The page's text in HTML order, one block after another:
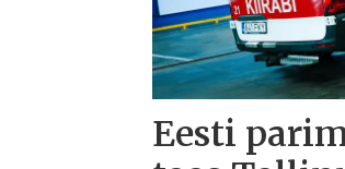
Eesti